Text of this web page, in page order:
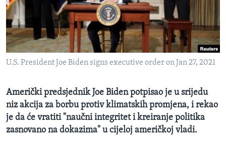
MAGAZIN
O GLASU AMERIKE
Learning English
Jezici
U.S. President Joe Biden signs executive order on Jan 27, 2021
Američki predsjednik Joe Biden potpisao je u srijedu
niz akcija za borbu protiv klimatskih promjena, i rekao
je da će vratiti "naučni integritet i kreiranje politika
zasnovano na dokazima" u cijeloj američkoj vladi.